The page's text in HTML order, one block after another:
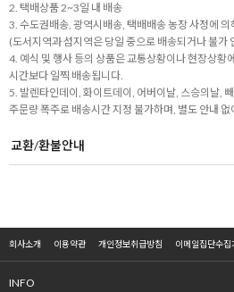
2. 택배상품 2~3일 내 배송
3. 수도권배송, 광역시배송, 택배배송 농장 사정에
(도서지역과 섬지역은 당일 중으로 배송되거나 불가
4. 예식 및 행사 등의 상품은 교통상황이나 현장상황
시간보다 일찍 배송됩니다.
5. 발렌타인데이, 화이트데이, 어버이날, 스승의날,
주문량 폭주로 배송시간 지정 불가하며, 별도 안내
교환/환불안내
회사소개 이용약관 개인정보취급방침 이메일집단수집
INFO